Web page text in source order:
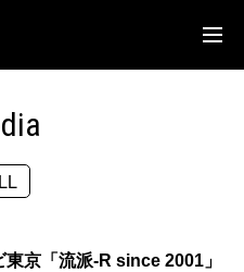
Discography
Biography
京「流派-R since 2001」